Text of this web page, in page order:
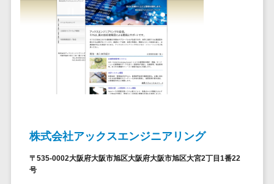
業務全般
業務標準化ツール>
FAX配信システム>
FAX受信サービス>
ツール
コールセンタ
ー代行サービス
通話録音・解
析システム
チャットボッ
コミュニケー
ション
株式会社アックスエンジニアリング
〒535-0002大阪府大阪市旭区大阪府大阪市旭区大宮2丁目1番22
号